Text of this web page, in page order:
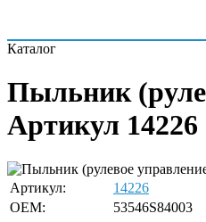
Каталог
Пыльник
Артикул 14226
Артикул:
14226
OEM:
53546S84003